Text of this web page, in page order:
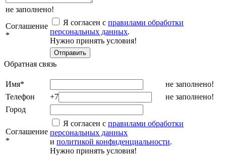
не заполнено!
Соглашение
*
Я согласен с правилами обработки
персональных данных.
Нужно принять условия!
Обратная связь
Имя*
не заполнено!
Телефон
+7
не заполнено!
Город
Соглашение
*
Я согласен с правилами обработки
персональных данных
и политикой конфиденциальности.
Нужно принять условия!